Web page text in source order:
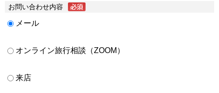
お問い合わせ内容
メール
オンライン旅行相談（ZOOM）
来店